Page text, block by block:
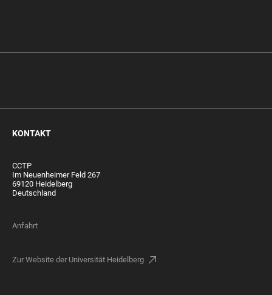
KONTAKT
CCTP
Im Neuenheimer Feld 267
69120 Heidelberg
Deutschland
Anfahrt
Zur Website der Universität Heidelberg